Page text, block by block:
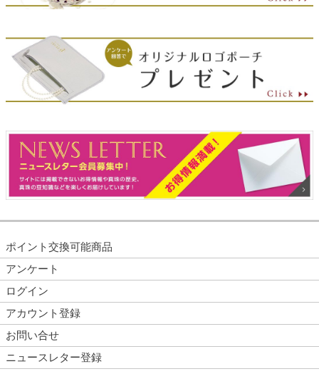
ポイント交換可能商品
アンケート
ログイン
アカウント登録
お問い合せ
ニュースレター登録